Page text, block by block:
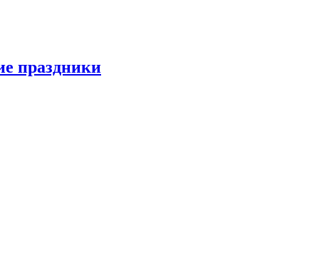
праздники